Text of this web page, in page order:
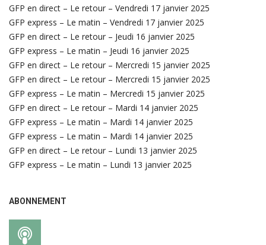
GFP en direct – Le retour – Vendredi 17 janvier 2025
GFP express – Le matin – Vendredi 17 janvier 2025
GFP en direct – Le retour – Jeudi 16 janvier 2025
GFP express – Le matin – Jeudi 16 janvier 2025
GFP en direct – Le retour – Mercredi 15 janvier 2025
GFP en direct – Le retour – Mercredi 15 janvier 2025
GFP express – Le matin – Mercredi 15 janvier 2025
GFP en direct – Le retour – Mardi 14 janvier 2025
GFP express – Le matin – Mardi 14 janvier 2025
GFP express – Le matin – Mardi 14 janvier 2025
GFP en direct – Le retour – Lundi 13 janvier 2025
GFP express – Le matin – Lundi 13 janvier 2025
ABONNEMENT